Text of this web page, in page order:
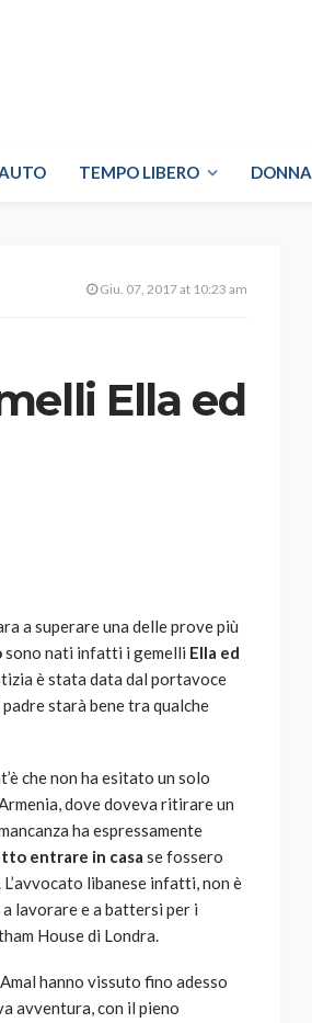
TEMPO LIBERO DONNA
Giu. 07, 2017 at 10:23 am
Ella ed
a superare una delle prove più
sono nati infatti i gemelli Ella ed
è stata data dal portavoce
starà bene tra qualche
che non ha esitato un solo
dove doveva ritirare un
ha espressamente
entrare in casa se fossero
libanese infatti, non è
lavorare e a battersi per i
House di Londra.
hanno vissuto fino adesso
avventura, con il pieno
AUTO SPORT
alle Final 8 di Coppa
tennis mondiale e
per
la stessa causa
god 9 mesi ago